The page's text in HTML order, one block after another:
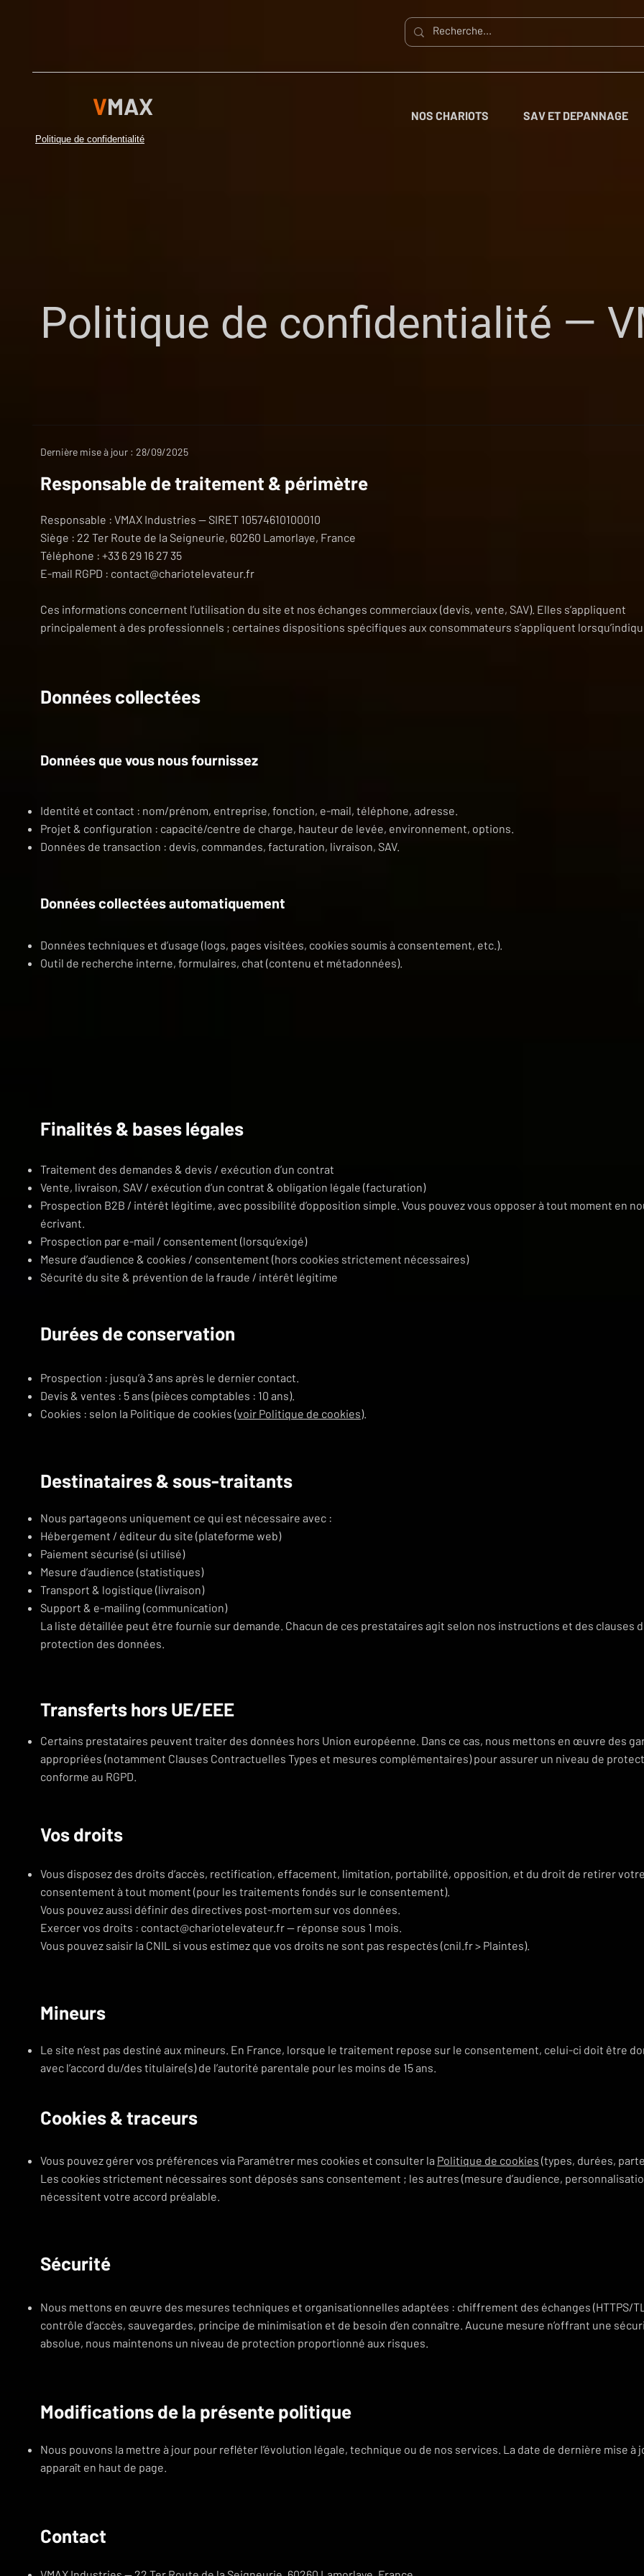
VMAX
Politique de confidentialité
NOS CHARIOTS SAV ET DEPANNAGE
Politique de confidentialité —
Dernière mise à jour : 28/09/2025
Responsable de traitement & périmètre
Responsable : VMAX Industries — SIRET 10574610100010
Siège : 22 Ter Route de la Seigneurie, 60260 Lamorlaye, France
Téléphone : +33 6 29 16 27 35
E-mail RGPD : contact@chariotelevateur.fr
Ces informations concernent l’utilisation du site et nos échanges commerciaux (devis, vente, SAV). Elles s’appliquent
principalement à des professionnels ; certaines dispositions spécifiques aux consommateurs s’appliquent
Données collectées
Données que vous nous fournissez
Identité et contact : nom/prénom, entreprise, fonction, e-mail, téléphone, adresse.
Projet & configuration : capacité/centre de charge, hauteur de levée, environnement, options.
Données de transaction : devis, commandes, facturation, livraison, SAV.
Données collectées automatiquement
Données techniques et d’usage (logs, pages visitées, cookies soumis à consentement, etc.).
Outil de recherche interne, formulaires, chat (contenu et métadonnées).
Finalités & bases légales
Traitement des demandes & devis / exécution d’un contrat
Vente, livraison, SAV / exécution d’un contrat & obligation légale (facturation)
Prospection B2B / intérêt légitime, avec possibilité d’opposition simple. Vous pouvez vous opposer à tout moment en
écrivant.
Prospection par e-mail / consentement (lorsqu’exigé)
Mesure d’audience & cookies / consentement (hors cookies strictement nécessaires)
Sécurité du site & prévention de la fraude / intérêt légitime
Durées de conservation
Prospection : jusqu’à 3 ans après le dernier contact.
Devis & ventes : 5 ans (pièces comptables : 10 ans).
Cookies : selon la Politique de cookies (voir Politique de cookies).
Destinataires & sous-traitants
Nous partageons uniquement ce qui est nécessaire avec :
Hébergement / éditeur du site (plateforme web)
Paiement sécurisé (si utilisé)
Mesure d’audience (statistiques)
Transport & logistique (livraison)
Support & e-mailing (communication)
La liste détaillée peut être fournie sur demande. Chacun de ces prestataires agit selon nos instructions et des clauses
protection des données.
Transferts hors UE/EEE
Certains prestataires peuvent traiter des données hors Union européenne. Dans ce cas, nous mettons en œuvre des
appropriées (notamment Clauses Contractuelles Types et mesures complémentaires) pour assurer un niveau de
conforme au RGPD.
Vos droits
Vous disposez des droits d’accès, rectification, effacement, limitation, portabilité, opposition, et du droit de retirer
consentement à tout moment (pour les traitements fondés sur le consentement).
Vous pouvez aussi définir des directives post-mortem sur vos données.
Exercer vos droits : contact@chariotelevateur.fr — réponse sous 1 mois.
Vous pouvez saisir la CNIL si vous estimez que vos droits ne sont pas respectés (cnil.fr > Plaintes).
Mineurs
Le site n’est pas destiné aux mineurs. En France, lorsque le traitement repose sur le consentement, celui-ci doit être
avec l’accord du/des titulaire(s) de l’autorité parentale pour les moins de 15 ans.
Cookies & traceurs
​Vous pouvez gérer vos préférences via Paramétrer mes cookies et consulter la Politique de cookies (types, durées,
Les cookies strictement nécessaires sont déposés sans consentement ; les autres (mesure d’audience,
nécessitent votre accord préalable.
Sécurité
Nous mettons en œuvre des mesures techniques et organisationnelles adaptées : chiffrement des échanges (HTTPS/
contrôle d’accès, sauvegardes, principe de minimisation et de besoin d’en connaître. Aucune mesure n’offrant une
absolue, nous maintenons un niveau de protection proportionné aux risques.
Modifications de la présente politique
Nous pouvons la mettre à jour pour refléter l’évolution légale, technique ou de nos services. La date de dernière mise à
apparaît en haut de page.
Contact